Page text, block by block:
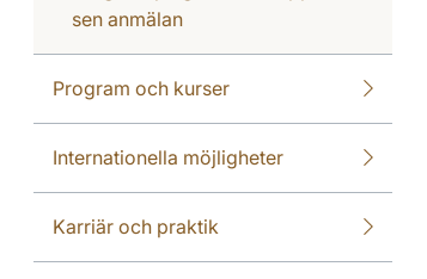
sen anmälan
Program och kurser
Internationella möjligheter
Karriär och praktik